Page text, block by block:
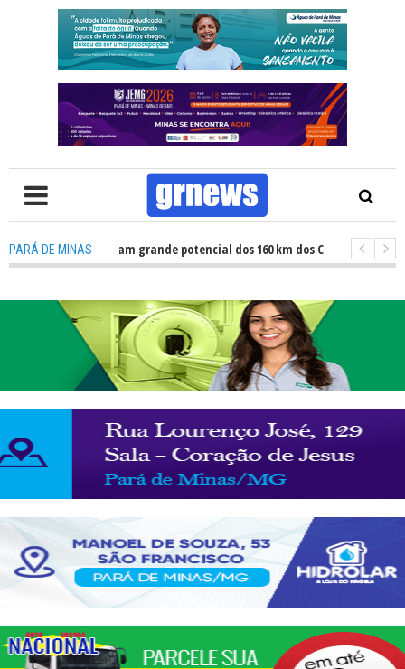
PARÁ DE MINAS
TV: Atletas revelam grande potencial dos 160 km dos Caminhos do